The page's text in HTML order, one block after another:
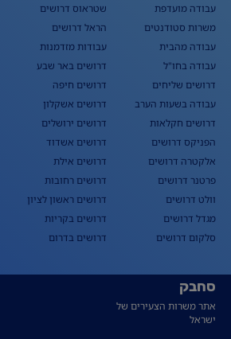
עבודה מועדפת
משרות סטודנטים
עבודה מהבית
עבודה בחו"ל
דרושים שליחים
עבודה בשעות הערב
דרושים חקלאות
הפניקס דרושים
אלקטרה דרושים
פרטנר דרושים
וולט דרושים
מגדל דרושים
סלקום דרושים
שטראוס דרושים
הראל דרושים
עבודות מזדמנות
דרושים באר שבע
דרושים חיפה
דרושים אשקלון
דרושים ירושלים
דרושים אשדוד
דרושים אילת
דרושים רחובות
דרושים ראשון לציון
דרושים בקריות
דרושים בדרום
סחבק
אתר משרות הצעירים של
ישראל